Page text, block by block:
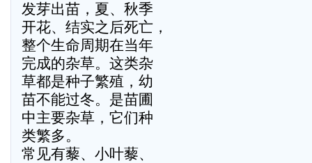
发芽出苗，夏、秋季
开花、结实之后死亡，
整个生命周期在当年
完成的杂草。这类杂
草都是种子繁殖，幼
苗不能过冬。是苗圃
中主要杂草，它们种
类繁多。
常见有藜、小叶藜、